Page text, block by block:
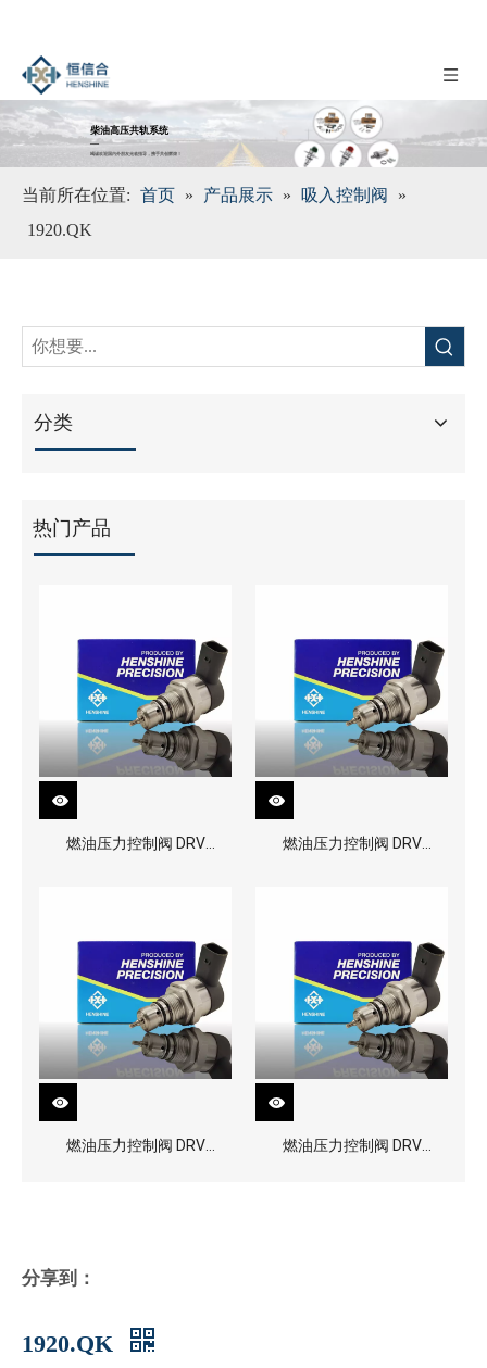
柴油高压共轨系统
__
竭诚欢迎国内外朋友光临指导，携手共创辉煌！
当前所在位置: 首页 » 产品展示 » 吸入控制阀
»
1920.QK
分类
热门产品
燃油压力控制阀 DRV
燃油压力控制阀 DRV
燃油压力控制阀 DRV
燃油压力控制阀 DRV
分享到：
1920.QK